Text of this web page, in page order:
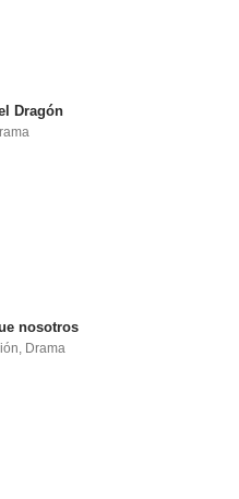
Dragón
nosotros
, Drama